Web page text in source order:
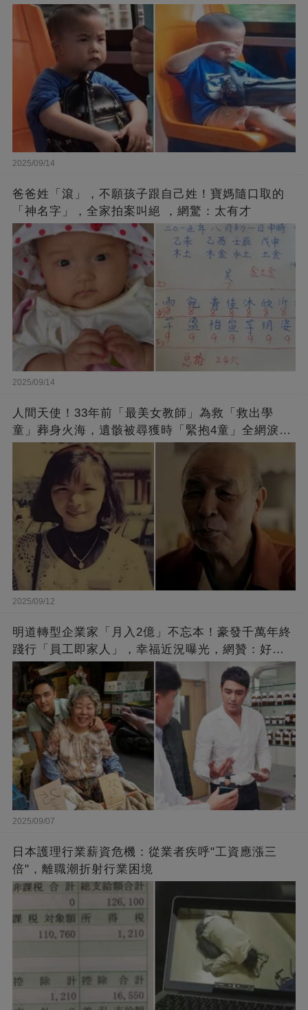
2025/09/14
爸爸姓「滾」，不願孩子跟自己姓！寶媽隨口取的
「神名字」，全家拍案叫絕 ，網驚：太有才
2025/09/14
人間天使！33年前「最美女教師」為救「救出學
童」葬身火海，遺骸被尋獲時「緊抱4童」全網淚
崩：真正的英雄不該被遺忘
2025/09/12
明道轉型企業家「月入2億」不忘本！豪發千萬年終
踐行「員工即家人」，幸福近況曝光，網贊：好老
闆的福報
2025/09/07
日本護理行業薪資危機：從業者疾呼"工資應漲三
倍"，離職潮折射行業困境